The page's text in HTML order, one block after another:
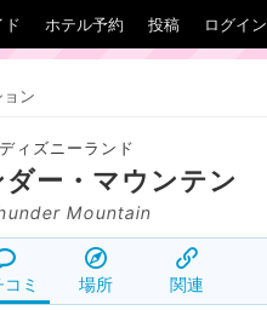
ド ホテル予約 投稿 ログイン
ン
ィズニーランド
ー・マウンテン
Mountain
ミ 場所 関連